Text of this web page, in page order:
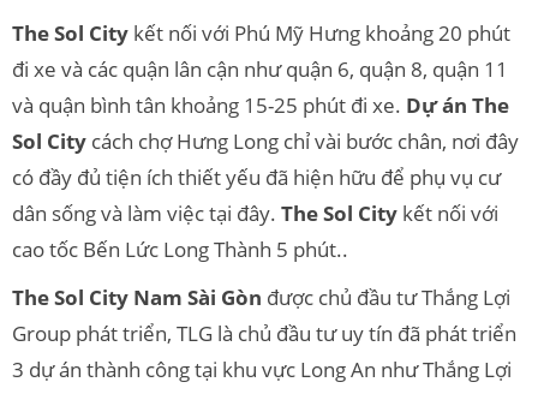
The Sol City kết nối với Phú Mỹ Hưng khoảng 20 phút
đi xe và các quận lân cận như quận 6, quận 8, quận 11
và quận bình tân khoảng 15-25 phút đi xe. Dự án The
Sol City cách chợ Hưng Long chỉ vài bước chân, nơi đây
có đầy đủ tiện ích thiết yếu đã hiện hữu để phụ vụ cư
dân sống và làm việc tại đây. The Sol City kết nối với
cao tốc Bến Lức Long Thành 5 phút..
The Sol City Nam Sài Gòn được chủ đầu tư Thắng Lợi
Group phát triển, TLG là chủ đầu tư uy tín đã phát triển
3 dự án thành công tại khu vực Long An như Thắng Lợi